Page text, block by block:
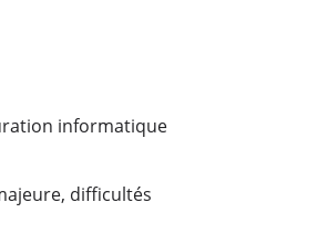
informatique
difficultés